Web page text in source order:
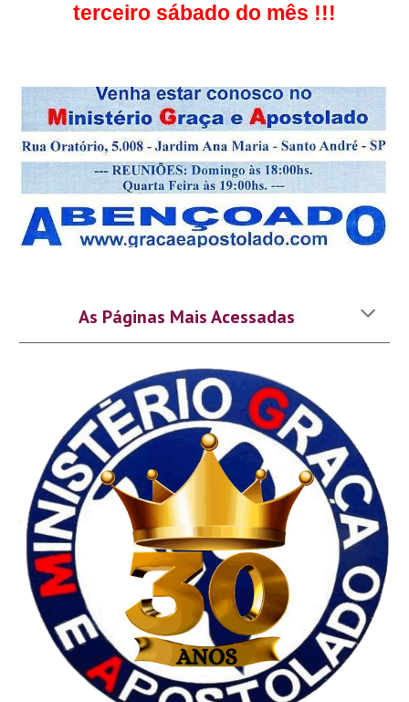
terceiro sábado do mês !!!
As Páginas Mais Acessadas